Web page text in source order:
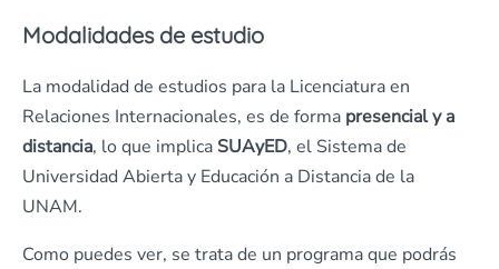
Modalidades de estudio
La modalidad de estudios para la Licenciatura en
Relaciones Internacionales, es de forma presencialy a
distancia, lo que implicaSUAyED, el Sistema de
Universidad Abierta y Educación a Distancia de la
UNAM.
Como puedes ver, se trata de un programa que podrás